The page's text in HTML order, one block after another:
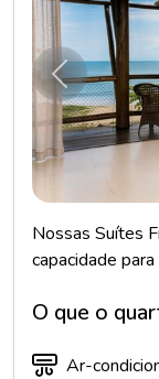
Anterior
Nossas Suítes
capacidade
O que o
Ar-